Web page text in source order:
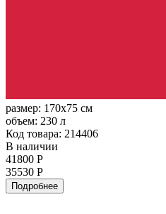
размер: 170x75 см
объем: 230 л
Код товара: 214406
В наличии
41800 Р
35530 Р
Подробнее